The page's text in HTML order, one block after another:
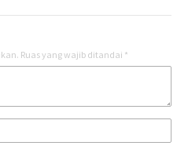
Ruas yang wajib ditandai *